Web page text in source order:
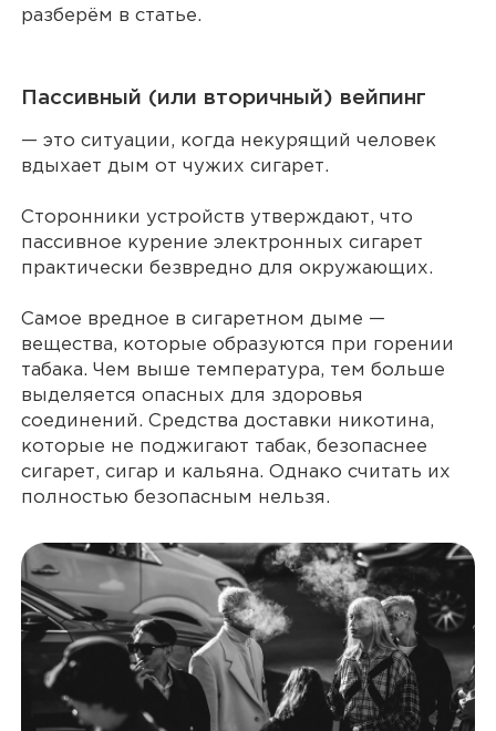
разберём в статье.
Пассивный (или вторичный) вейпинг
— это ситуации, когда некурящий человек
вдыхает дым от чужих сигарет.
Сторонники устройств утверждают, что
пассивное курение электронных сигарет
практически безвредно для окружающих.
Самое вредное в сигаретном дыме —
вещества, которые образуются при горении
табака. Чем выше температура, тем больше
выделяется опасных для здоровья
соединений. Средства доставки никотина,
которые не поджигают табак, безопаснее
сигарет, сигар и кальяна. Однако считать их
полностью безопасным нельзя.